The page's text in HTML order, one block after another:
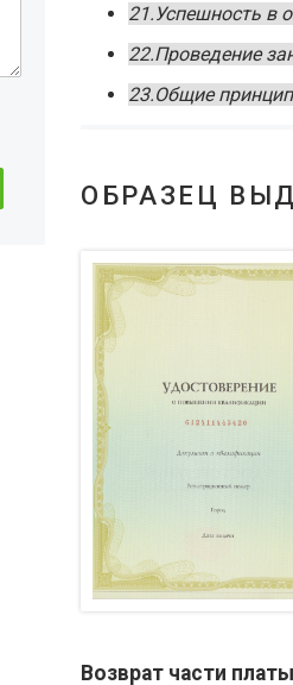
21.Успешность в
22.Проведение
23.Общие
ОБРАЗЕЦ
Возврат части